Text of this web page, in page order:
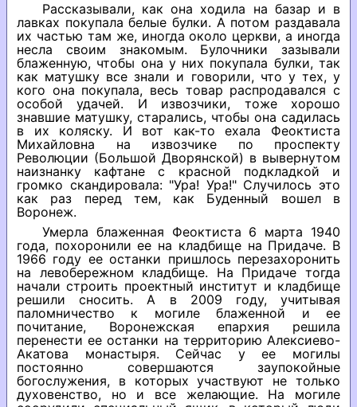
Рассказывали, как она ходила на базар и в
лавках покупала белые булки. А потом раздавала
их частью там же, иногда около церкви, а иногда
несла своим знакомым. Булочники зазывали
блаженную, чтобы она у них покупала булки, так
как матушку все знали и говорили, что у тех, у
кого она покупала, весь товар распродавался с
особой удачей. И извозчики, тоже хорошо
знавшие матушку, старались, чтобы она садилась
в их коляску. И вот как-то ехала Феоктиста
Михайловна на извозчике по проспекту
Революции (Большой Дворянской) в вывернутом
наизнанку кафтане с красной подкладкой и
громко скандировала: "Ура! Ура!" Случилось это
как раз перед тем, как Буденный вошел в
Воронеж.
Умерла блаженная Феоктиста 6 марта 1940
года, похоронили ее на кладбище на Придаче. В
1966 году ее останки пришлось перезахоронить
на левобережном кладбище. На Придаче тогда
начали строить проектный институт и кладбище
решили сносить. А в 2009 году, учитывая
паломничество к могиле блаженной и ее
почитание, Воронежская епархия решила
перенести ее останки на территорию Алексиево-
Акатова монастыря. Сейчас у ее могилы
постоянно совершаются заупокойные
богослужения, в которых участвуют не только
духовенство, но и все желающие. На могиле